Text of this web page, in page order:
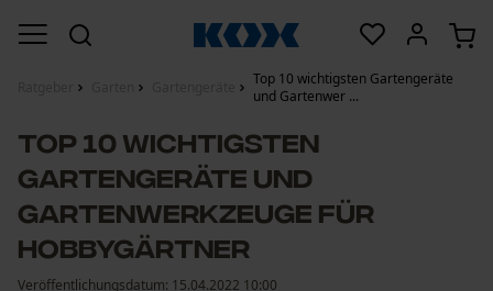
Top 10 wichtigsten Gartengeräte
und Gartenwer ...
Top 10 wichtigsten
Gartengeräte und
Gartenwerkzeuge für
Hobbygärtner
Veröffentlichungsdatum: 15.04.2022 10:00